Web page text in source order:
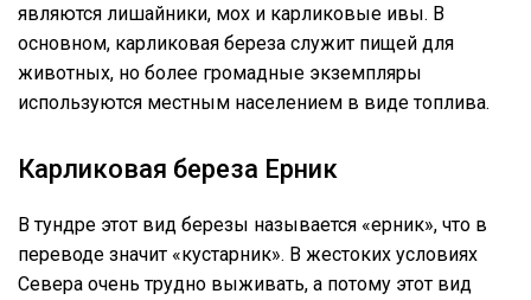
являются лишайники, мох и карликовые ивы. В
основном, карликовая береза служит пищей для
животных, но более громадные экземпляры
используются местным населением в виде топлива.
Карликовая береза Ерник
В тундре этот вид березы называется «ерник», что в
переводе значит «кустарник». В жестоких условиях
Севера очень трудно выживать, а потому этот вид